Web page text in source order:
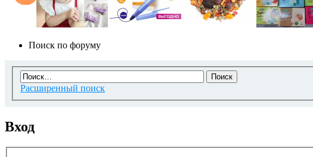
Поиск по форуму
Расширенный поиск
Вход